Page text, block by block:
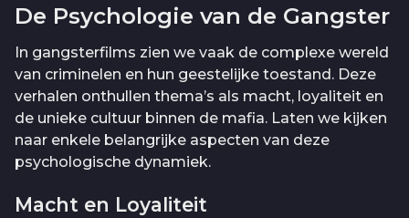
De Psychologie van de Gangster
In gangsterfilms zien we vaak de complexe wereld
van criminelen en hun geestelijke toestand. Deze
verhalen onthullen thema’s als macht, loyaliteit en
de unieke cultuur binnen de mafia. Laten we kijken
naar enkele belangrijke aspecten van deze
psychologische dynamiek.
Macht en Loyaliteit